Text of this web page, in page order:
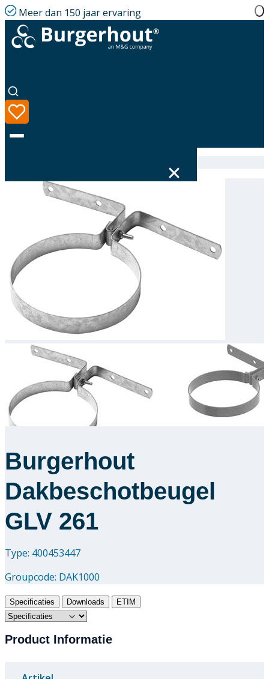
Meer dan 150 jaar ervaring
Oplossingen
Downloads
Academy
Over ons
Contact
Burgerhout
Dakbeschotbeugel
GLV 261
Type: 400453447
Groupcode: DAK1000
Specificaties Downloads ETIM
Product Informatie